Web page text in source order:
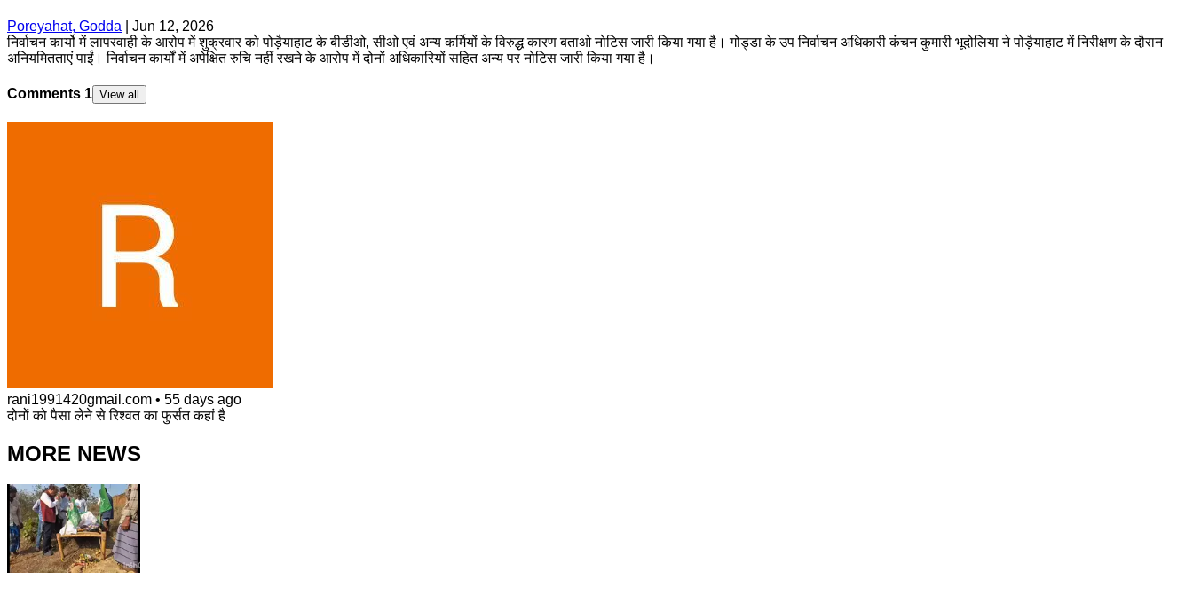
Poreyahat, Godda
Jun 12, 2026
निर्वाचन कार्यो में लापरवाही के आरोप में शुक्रवार को पोड़ैयाहाट के बीडीओ, सीओ एवं अन्य कर्मियों के विरुद्ध कारण बताओ नोटिस जारी किया गया है। गोड्डा के उप निर्वाचन अधिकारी कंचन कुमारी भूदोलिया ने पोड़ैयाहाट में निरीक्षण के दौरान
अनियमितताएं पाईं। निर्वाचन कार्यों में अपेक्षित रुचि नहीं रखने के आरोप में दोनों अधिकारियों सहित अन्य पर नोटिस जारी किया गया है।
Comments 1 View all
rani1991420gmail.com • 55 days ago
दोनों को पैसा लेने से रिश्वत का फुर्सत कहां है
MORE NEWS